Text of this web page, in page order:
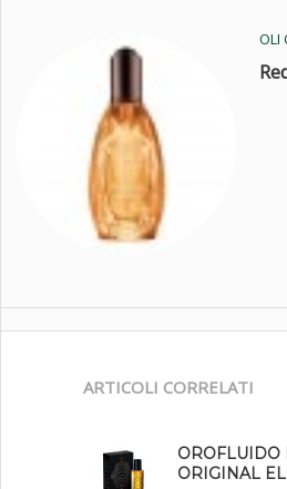
OLI
ARTICOLI CORRELATI
OROFLUIDO
ORIGINAL